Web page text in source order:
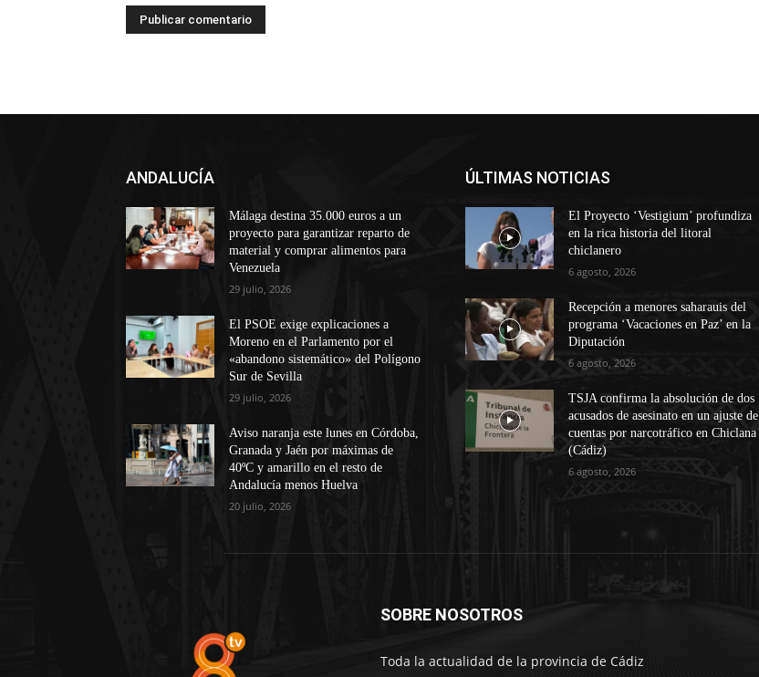
ANDALUCÍA
Málaga destina 35.000 euros a un
proyecto para garantizar reparto de
material y comprar alimentos para
Venezuela
29 julio, 2026
El PSOE exige explicaciones a
Moreno en el Parlamento por el
«abandono sistemático» del Polígono
Sur de Sevilla
29 julio, 2026
Aviso naranja este lunes en Córdoba,
Granada y Jaén por máximas de
40ºC y amarillo en el resto de
Andalucía menos Huelva
20 julio, 2026
ÚLTIMAS NOTICIAS
El Proyecto ‘Vestigium’ profundiza
en la rica historia del litoral
chiclanero
6 agosto, 2026
Recepción a menores saharauis del
programa ‘Vacaciones en Paz’ en la
Diputación
6 agosto, 2026
TSJA confirma la absolución de dos
acusados de asesinato en un ajuste de
cuentas por narcotráfico en Chiclana
(Cádiz)
6 agosto, 2026
SOBRE NOSOTROS
Toda la actualidad de la provincia de Cádiz